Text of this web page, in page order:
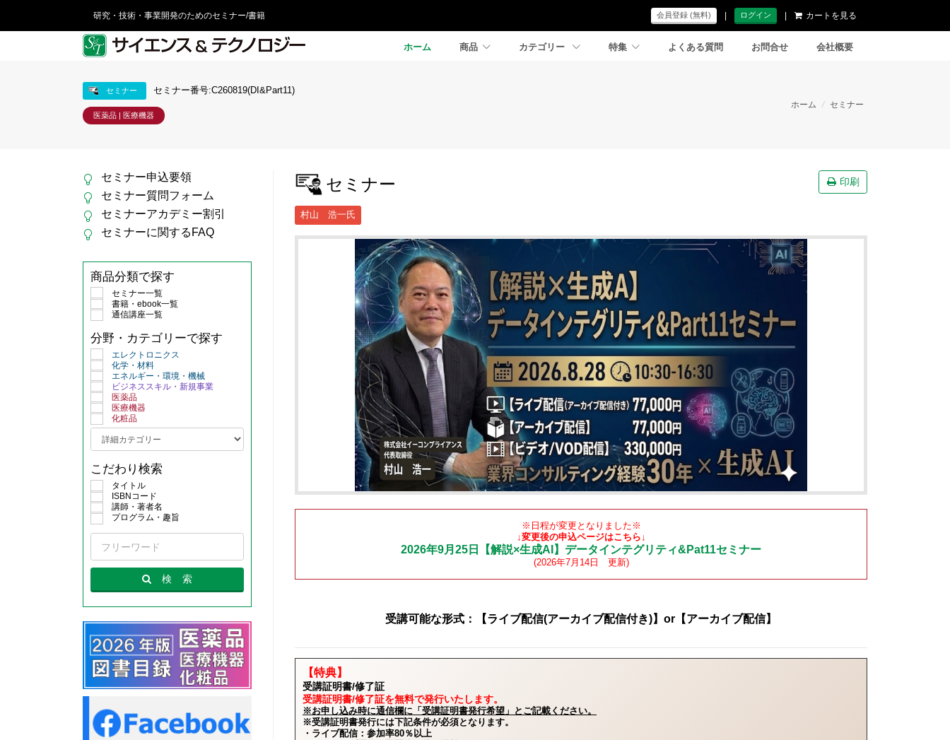
研究・技術・事業開発のためのセミナー/書籍 会員登録 (無料) | ログイン | カートを見る
ホーム 商品 カテゴリー 特集 よくある質問 お問合せ 会社概要
セミナー セミナー番号:C260819(DI&Part11)
医薬品 | 医療機器
ホーム / セミナー
セミナー 印刷
村山 浩一氏
※日程が変更となりました※
↓変更後の申込ページはこちら↓
2026年9月25日【解説×生成AI】データインテグリティ&Pat11セミナー
(2026年7月14日 更新)
受講可能な形式：【ライブ配信(アーカイブ配信付き)】or【アーカイブ配信】
【特典】
受講証明書/修了証
受講証明書/修了証を無料で発行いたします。
※お申し込み時に通信欄に「受講証明書発行希望」とご記載ください。
※受講証明書発行には下記条件が必須となります。
・ライブ配信：参加率80％以上
セミナー申込要領
セミナー質問フォーム
セミナーアカデミー割引
セミナーに関するFAQ
商品分類で探す
セミナー一覧
書籍・ebook一覧
通信講座一覧
分野・カテゴリーで探す
エレクトロニクス
化学・材料
エネルギー・環境・機械
ビジネススキル・新規事業
医薬品
医療機器
化粧品
こだわり検索
タイトル
ISBNコード
講師・著者名
プログラム・趣旨
検 索